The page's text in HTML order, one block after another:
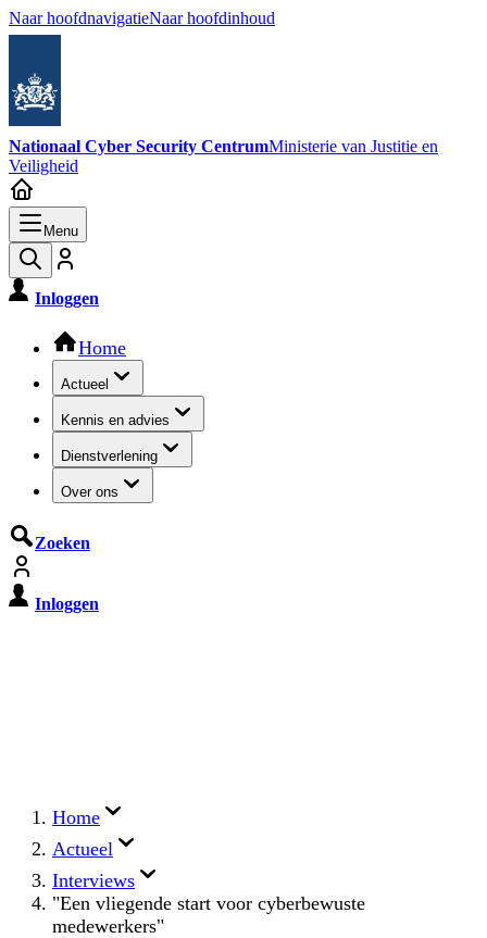
Naar hoofdnavigatieNaar hoofdinhoud
Nationaal Cyber Security CentrumMinisterie van Justitie en
Veiligheid
Menu
Inloggen
Hoofdnavigatie
Home
Actueel
Kennis en advies
Dienstverlening
Over ons
Zoeken
Inloggen
Home
Actueel
Interviews
"Een vliegende start voor cyberbewuste
medewerkers"